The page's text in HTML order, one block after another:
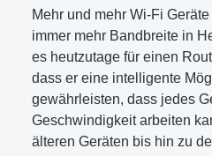
Mehr und mehr Wi-Fi
immer mehr Bandbreite in
es heutzutage für einen
dass er eine intelligente
gewährleisten, dass jedes
Geschwindigkeit arbeiten
älteren Geräten bis hin zu